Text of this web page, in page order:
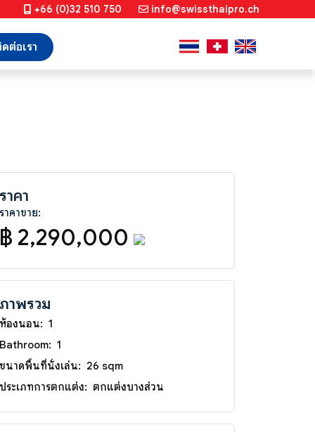
+66 (0)32 510 750 info@swissthaipro.ch
ต่อเรา
ราคา
ราคาขาย:
฿ 2,290,000
ภาพรวม
ห้องนอน: 1
Bathroom: 1
ขนาดพื้นที่นั่งเล่น: 26 sqm
ประเภทการตกแต่ง: ตกแต่งบางส่วน